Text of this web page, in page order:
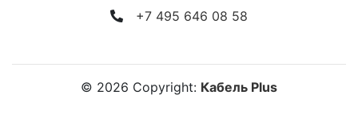
+7 495 646 08 58
© 2026 Copyright: Кабель Plus